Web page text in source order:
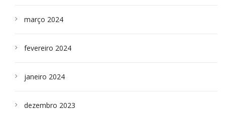
março 2024
fevereiro 2024
janeiro 2024
dezembro 2023